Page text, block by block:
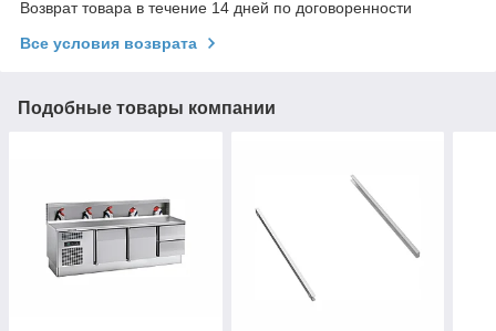
Возврат товара в течение 14 дней по договоренности
Все условия возврата
Подобные товары компании